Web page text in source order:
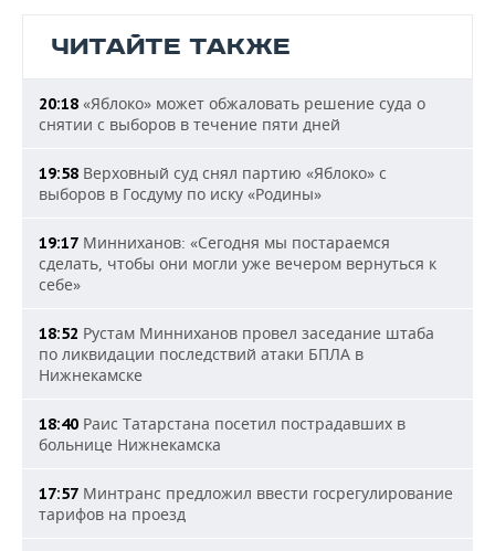
ЧИТАЙТЕ ТАКЖЕ
20:18 «Яблоко» может обжаловать решение суда о
снятии с выборов в течение пяти дней
19:58 Верховный суд снял партию «Яблоко» с
выборов в Госдуму по иску «Родины»
19:17 Минниханов: «Сегодня мы постараемся
сделать, чтобы они могли уже вечером вернуться к
себе»
18:52 Рустам Минниханов провел заседание штаба
по ликвидации последствий атаки БПЛА в
Нижнекамске
18:40 Раис Татарстана посетил пострадавших в
больнице Нижнекамска
17:57 Минтранс предложил ввести госрегулирование
тарифов на проезд